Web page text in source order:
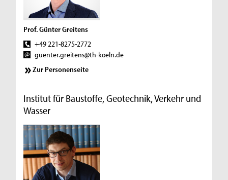
Prof. Günter Greitens
+49 221-8275-2772
guenter.greitens@th-koeln.de
Zur Personenseite
Institut für Baustoffe, Geotechnik, Verkehr und
Wasser